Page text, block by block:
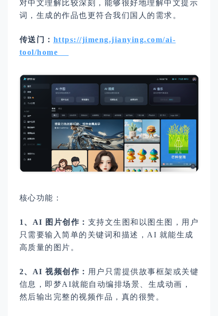
对中文理解比较深刻，能够很好地理解中文提示
词，生成的作品也更符合我们国人的需求。
传送门： https://jimeng.jianying.com/ai-
tool/home
核心功能：
1、AI 图片创作： 支持文生图和以图生图，用户
只需要输入简单的关键词和描述，AI 就能生成
高质量的图片。
2、AI 视频创作： 用户只需提供故事框架或关键
信息，即梦AI就能自动编排场景、生成动画，
然后输出完整的视频作品，真的很赞。